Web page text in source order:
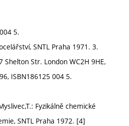
5.
SNTL Praha 1971. 3.
Str. London WC2H 9HE,
ISBN186125 004 5.
Fyzikálně chemické
SNTL Praha 1972. [4]